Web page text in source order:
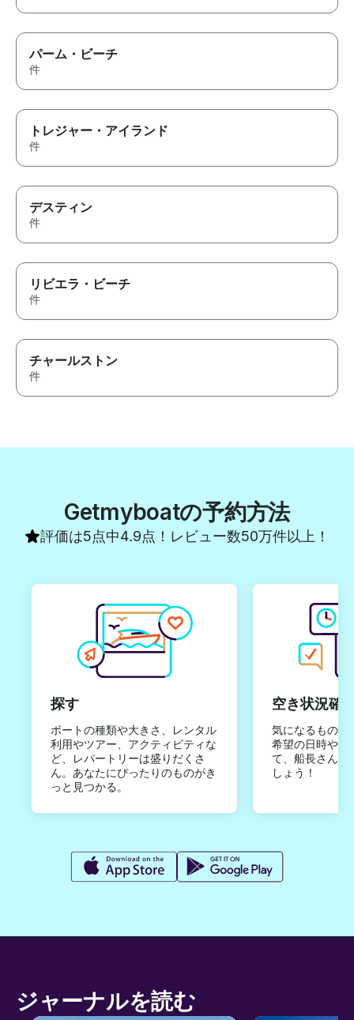
パーム・ビーチ
件
トレジャー・アイランド
件
デスティン
件
リビエラ・ビーチ
件
チャールストン
件
Getmyboatの予約方法
評価は5点中4.9点！レビュー数50万件以上！
探す
ボートの種類や大きさ、レンタル
利用やツアー、アクティビティな
ど、レパートリーは盛りだくさ
ん。あなたにぴったりのものがき
っと見つかる。
空き状況確
気になるものは
希望の日時やご
て、船長さんか
しょう！
ジャーナルを読む